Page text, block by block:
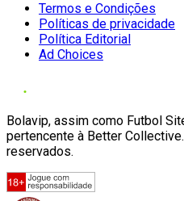
Termos e Condições
Políticas de privacidade
Política Editorial
Ad Choices
Bolavip, assim como Futbol
pertencente à Better
reservados.